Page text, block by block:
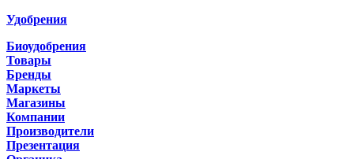
Удобрения
Биоудобрения
Товары
Бренды
Маркеты
Магазины
Компании
Производители
Презентация